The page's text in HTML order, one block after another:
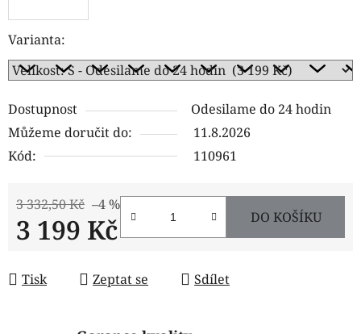
Varianta:
Dostupnost
Odesilame do 24 hodin
Můžeme doručit do:
11.8.2026
Kód:
110961
3 332,50 Kč –4 %
3 199 Kč DO KOŠÍKU
Tisk Zeptat se Sdílet